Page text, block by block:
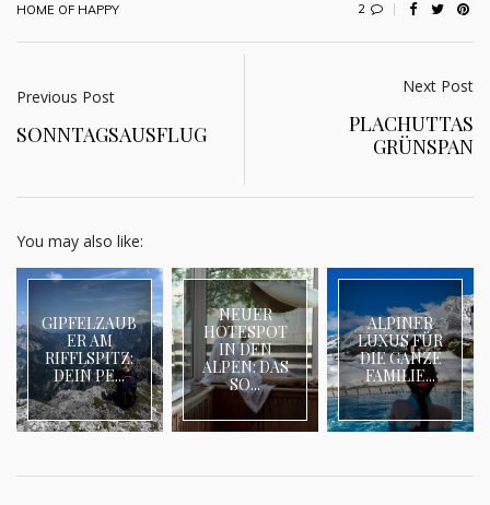
HOME OF HAPPY 2
Previous Post
SONNTAGSAUSFLUG
Next Post
PLACHUTTAS
GRÜNSPAN
You may also like:
GIPFELZAUB
ER AM
RIFFLSPITZ:
DEIN PE...
NEUER
HOTESPOT
IN DEN
ALPEN: DAS
SO...
ALPINER
LUXUS FÜR
DIE GANZE
FAMILIE...